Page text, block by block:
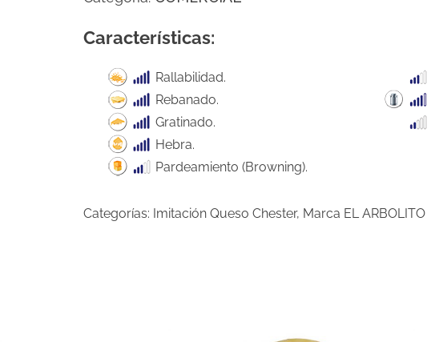
Características:
Rallabilidad.
Rebanado.
Gratinado.
Hebra.
Pardeamiento (Browning).
Categorías: Imitación Queso Chester, Marca EL ARBOLITO